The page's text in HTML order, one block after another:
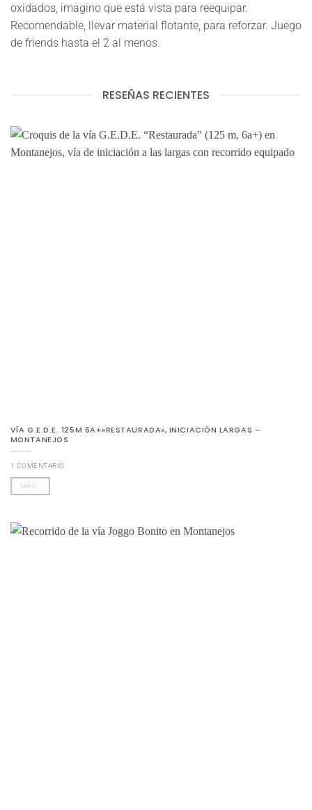
oxidados, imagino que está vista para reequipar.
Recomendable, llevar material flotante, para reforzar. Juego
de friends hasta el 2 al menos.
RESEÑAS RECIENTES
VÍA G.E.D.E. 125M 6A+»RESTAURADA», INICIACIÓN LARGAS –
MONTANEJOS
1 COMENTARIO
MÁS...